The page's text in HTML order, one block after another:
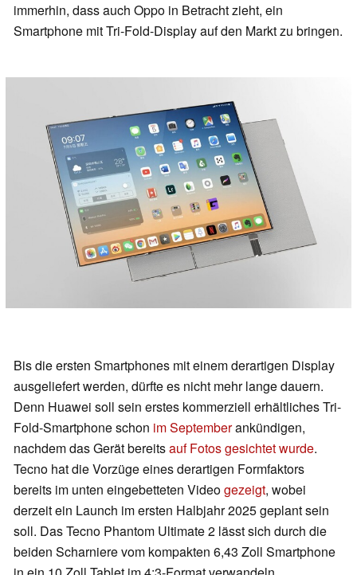
immerhin, dass auch Oppo in Betracht zieht, ein
Smartphone mit Tri-Fold-Display auf den Markt zu bringen.
Bis die ersten Smartphones mit einem derartigen Display
ausgeliefert werden, dürfte es nicht mehr lange dauern.
Denn Huawei soll sein erstes kommerziell erhältliches Tri-
Fold-Smartphone schon im Septemberankündigen,
nachdem das Gerät bereitsauf Fotos gesichtet wurde.
Tecno hat die Vorzüge eines derartigen Formfaktors
bereits im unten eingebetteten Videogezeigt, wobei
derzeit ein Launch im ersten Halbjahr 2025 geplant sein
soll. Das Tecno Phantom Ultimate 2 lässt sich durch die
beiden Scharniere vom kompakten 6,43 Zoll Smartphone